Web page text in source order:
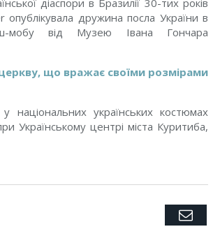
діаспори в Бразилії 30-тих років
опублікувала дружина посла України в
мобу від Музею Івана Гончара
церкву, що вражає своїми розмірами
українських костюмах
Українському центрі міста Куритиба,
Twitter
Facebook
Google+
Pinterest
LinkedIn
TumblrEmail